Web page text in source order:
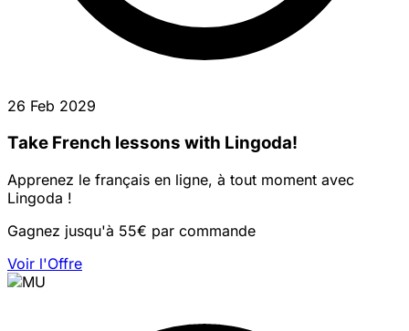
26 Feb 2029
Take French lessons with Lingoda!
Apprenez le français en ligne, à tout moment avec
Lingoda !
Gagnez jusqu'à 55€ par commande
Voir l'Offre